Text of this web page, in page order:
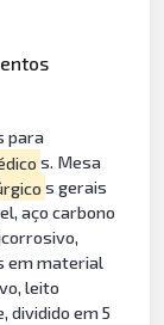
para
s. Mesa
s gerais
aço carbono
em material
leito
em 5